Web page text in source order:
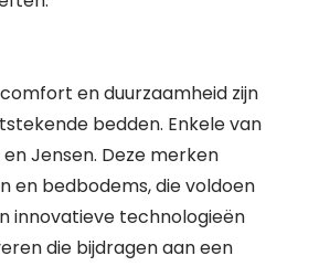
en duurzaamheid zijn
bedden. Enkele van
Jensen. Deze merken
en bedbodems, die voldoen
innovatieve technologieën
die bijdragen aan een